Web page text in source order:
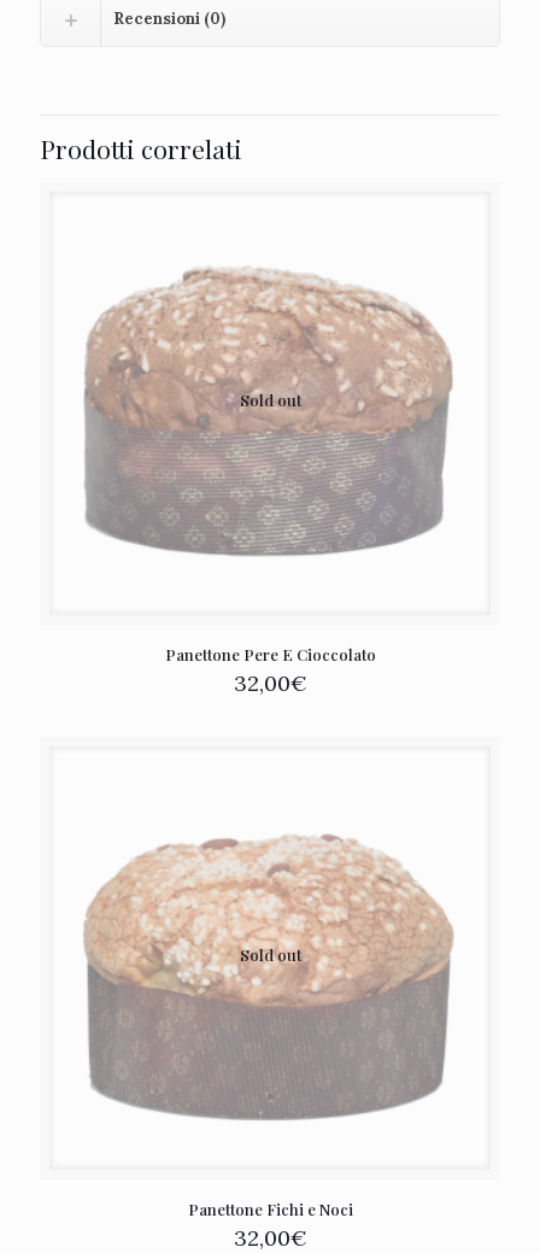
Recensioni (0)
Prodotti correlati
Sold out
Panettone Pere E Cioccolato
32,00€
Sold out
Panettone Fichi e Noci
32,00€